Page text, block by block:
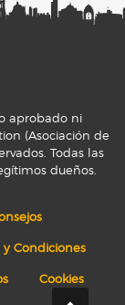
aprobado ni
(Asociación de
Todas las
dueños.
y Condiciones
Cookies